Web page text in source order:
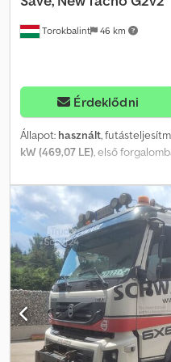
Torokbalint 46 km
Érdeklődni
Állapot: használt,
kW (469,07 LE), első
,
szín:fehér, vezetőfülke:
kibocsátási osztály:Euro 6,
AdBlue, EBS (Elektronikus
ablakemelő, hűtőszekrény,
légkondicionálás, légterelő,
tartozékok = - Laprugós
Amszmxtyo Ajk -
lejátszó - Alvókabín - Oldalsó
Megjegyzések = Volvo FH460
YV2RTY0A0NB362711 525 479
További információk = Első